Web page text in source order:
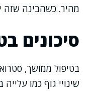
מהיר. כשהבינה שזה
סיכונים
בטיפול ממושך,
שינויי גוף כמו